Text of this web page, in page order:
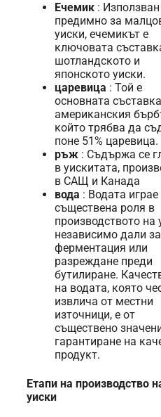
Ечемик : Използван
предимно за
уиски, ечемикът е
ключовата
шотландското и
японското уиски.
царевица : Той е
основната
американския
който трябва да
поне 51% царевица.
ръж : Съдържа се
в уискитата,
в САЩ и Канада
вода : Водата играе
съществена роля в
производството на
независимо дали за
ферментация или
разреждане преди
бутилиране.
на водата, която
извлича от местни
източници, е от
съществено
гарантиране на
продукт.
Етапи на производство
уиски